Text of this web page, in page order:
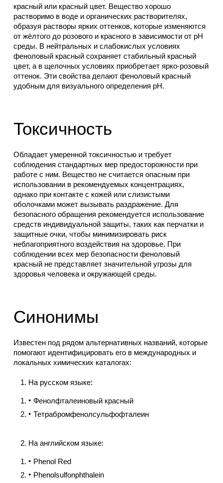
красный или красный цвет. Вещество хорошо
растворимо в воде и органических растворителях,
образуя растворы ярких оттенков, которые изменяются
от жёлтого до розового и красного в зависимости от pH
среды. В нейтральных и слабокислых условиях
феноловый красный сохраняет стабильный красный
цвет, а в щелочных условиях приобретает ярко-розовый
оттенок. Эти свойства делают феноловый красный
удобным для визуального определения pH.
Токсичность
Обладает умеренной токсичностью и требует
соблюдения стандартных мер предосторожности при
работе с ним. Вещество не считается опасным при
использовании в рекомендуемых концентрациях,
однако при контакте с кожей или слизистыми
оболочками может вызывать раздражение. Для
безопасного обращения рекомендуется использование
средств индивидуальной защиты, таких как перчатки и
защитные очки, чтобы минимизировать риск
неблагоприятного воздействия на здоровье. При
соблюдении всех мер безопасности феноловый
красный не представляет значительной угрозы для
здоровья человека и окружающей среды.
Синонимы
Известен под рядом альтернативных названий, которые
помогают идентифицировать его в международных и
локальных химических каталогах:
На русском языке:
Фенолфталеиновый красный
Тетрабромфенолсульфофталеин
На английском языке:
Phenol Red
Phenolsulfonphthalein